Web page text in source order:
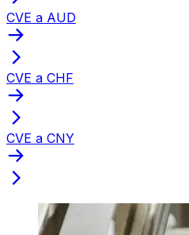
CVE a AUD
CVE a CHF
CVE a CNY